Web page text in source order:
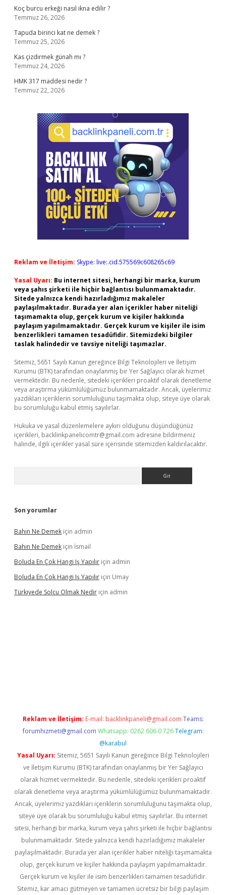
Koç burcu erkeği nasıl ikna edilir ?
Temmuz 26, 2026
Tapuda birinci kat ne demek ?
Temmuz 25, 2026
Kas çizdirmek günah mı ?
Temmuz 24, 2026
HMK 317 maddesi nedir ?
Temmuz 22, 2026
Reklam ve İletişim: Skype: live:.cid.575569c608265c69
Yasal Uyarı: Bu internet sitesi, herhangi bir marka, kurum
veya şahıs şirketi ile hiçbir bağlantısı bulunmamaktadır.
Sitede yalnızca kendi hazırladığımız makaleler
paylaşılmaktadır. Burada yer alan içerikler haber niteliği
taşımamakta olup, gerçek kurum ve kişiler hakkında
paylaşım yapılmamaktadır. Gerçek kurum ve kişiler ile isim
benzerlikleri tamamen tesadüfidir. Sitemizdeki bilgiler
taslak halindedir ve tavsiye niteliği taşımazlar.
Sitemiz, 5651 Sayılı Kanun gereğince Bilgi Teknolojileri ve İletişim
Kurumu (BTK) tarafından onaylanmış bir Yer Sağlayıcı olarak hizmet
vermektedir. Bu nedenle, sitedeki içerikleri proaktif olarak denetleme
veya araştırma yükümlülüğümüz bulunmamaktadır. Ancak, üyelerimiz
yazdıkları içeriklerin sorumluluğunu taşımakta olup, siteye üye olarak
bu sorumluluğu kabul etmiş sayılırlar.
Hukuka ve yasal düzenlemelere aykırı olduğunu düşündüğünüz
içerikleri, backlinkpanelicomtr@gmail.com adresine bildirmeniz
halinde, ilgili içerikler yasal süre içerisinde sitemizden kaldırılacaktır.
Son yorumlar
Bahın Ne Demek için admin
Bahın Ne Demek için İsmail
Boluda En Çok Hangi Iş Yapılır için admin
Boluda En Çok Hangi Iş Yapılır için Umay
Türkiyede Solcu Olmak Nedir için admin
Reklam ve İletişim: E-mail: backlinkpaneli@gmail.com Teams:
forumhizmeti@gmail.com Whatsapp: 0262 606 0 726 Telegram:
@karabul
Yasal Uyarı: Sitemiz, 5651 Sayılı Kanun gereğince Bilgi Teknolojileri
ve İletişim Kurumu (BTK) tarafından onaylanmış bir Yer Sağlayıcı
olarak hizmet vermektedir. Bu nedenle, sitedeki içerikleri proaktif
olarak denetleme veya araştırma yükümlülüğümüz bulunmamaktadır.
Ancak, üyelerimiz yazdıkları içeriklerin sorumluluğunu taşımakta olup,
siteye üye olarak bu sorumluluğu kabul etmiş sayılırlar. Bu internet
sitesi, herhangi bir marka, kurum veya şahıs şirketi ile hiçbir bağlantısı
bulunmamaktadır. Sitede yalnızca kendi hazırladığımız makaleler
paylaşılmaktadır. Burada yer alan içerikler haber niteliği taşımamakta
olup, gerçek kurum ve kişiler hakkında paylaşım yapılmamaktadır.
Gerçek kurum ve kişiler ile isim benzerlikleri tamamen tesadüfidir.
Sitemiz, kar amacı gütmeyen ve tamamen ücretsiz bir bilgi paylaşım